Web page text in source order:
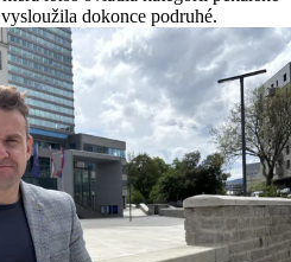
dokonce podruhé.